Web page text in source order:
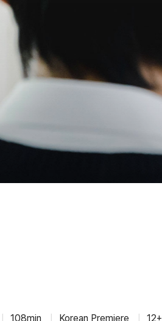
108min Korean Premiere 12+